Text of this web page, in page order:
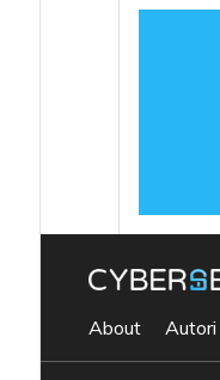
About Autori